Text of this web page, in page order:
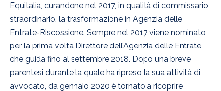
Equitalia, curandone nel 2017, in qualità di commissario
straordinario, la trasformazione in Agenzia delle
Entrate-Riscossione. Sempre nel 2017 viene nominato
per la prima volta Direttore dell’Agenzia delle Entrate,
che guida fino al settembre 2018. Dopo una breve
parentesi durante la quale ha ripreso la sua attività di
avvocato, da gennaio 2020 è tornato a ricoprire